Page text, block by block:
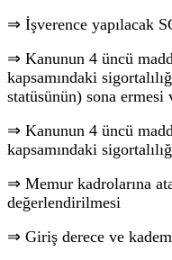
⇒ İşverence yapılacak
⇒ Kanunun 4 üncü
kapsamındaki
statüsünün) sona
⇒ Kanunun 4 üncü
kapsamındaki
⇒ Memur kadrolarına
değerlendirilmesi
⇒ Giriş derece ve